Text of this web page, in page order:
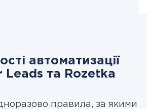
автоматизації
Leads та Rozetka
правила, за якими